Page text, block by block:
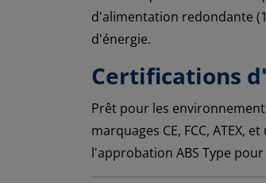
d'alimentation redondante
d'énergie.
Certifications
Prêt pour les
marquages CE, FCC, ATEX,
l'approbation ABS Type